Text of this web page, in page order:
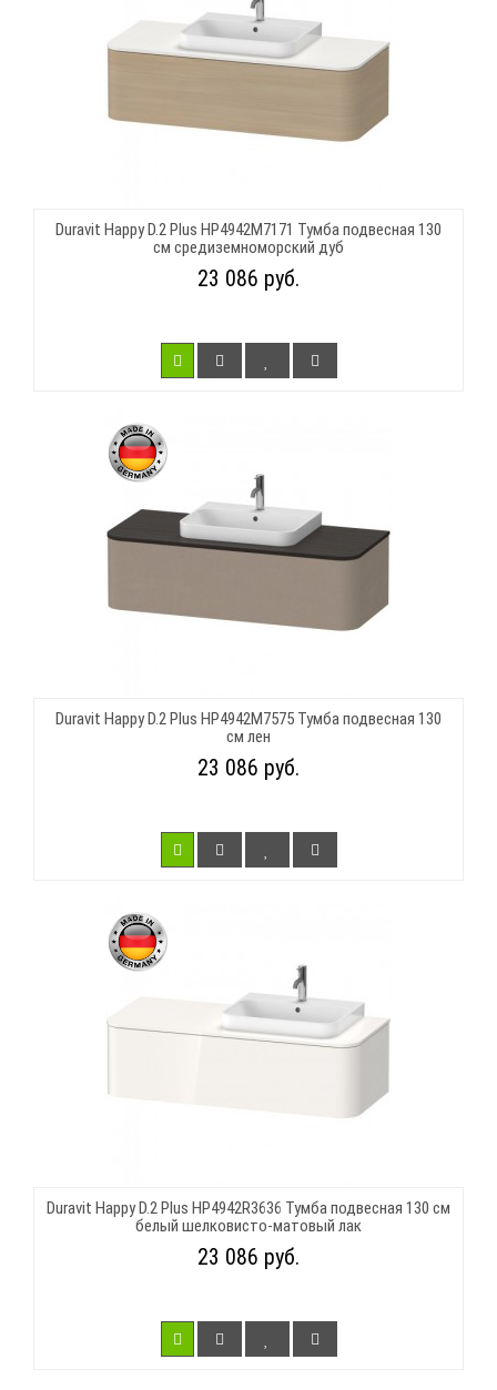
Duravit Happy D.2 Plus HP4942M7171 Тумба подвесная 130
см средиземноморский дуб
23 086 руб.
Duravit Happy D.2 Plus HP4942M7575 Тумба подвесная 130
см лен
23 086 руб.
Duravit Happy D.2 Plus HP4942R3636 Тумба подвесная 130 см
белый шелковисто-матовый лак
23 086 руб.